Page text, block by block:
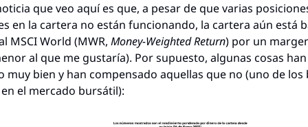
que veo aquí es que, a pesar de que varias
en la cartera no están funcionando, la cartera aún está
MSCI World (MWR, Money-Weighted Return) por un
al que me gustaría). Por supuesto, algunas cosas han
muy bien y han compensado aquellas que no (uno de los
el mercado bursátil):